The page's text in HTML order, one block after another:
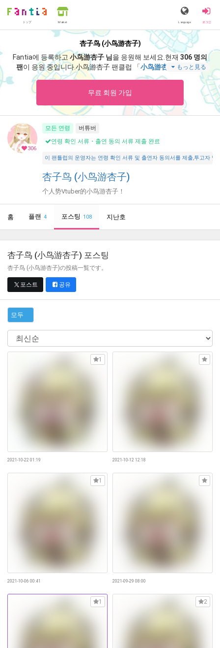
トップ Market Language 로그인
杏子鸟 (小鸟游杏子)
Fantia에 등록하고 小鸟游杏子 님을 응원해 보세요. 현재 306 명의
팬 이 응원 중입니다.小鸟游杏子 팬클럽 「小鸟游杏子 」 에서는
怎么去加拿大」 등 스페셜 콘텐츠를 즐기실 수 있습니다.
もっと見る
무료 회원 가입
306
모든 연령
버튜버
연령 확인 서류・출연 동의 서류 제출 완료
이 팬틀럽의 운영자는 연령 확인 서류 및 출연자 동의서를 제출,투고자
杏子鸟 (小鸟游杏子)
个人势Vtuber的小鸟游杏子！
홈 플랜 4 포스팅 108 지난호
杏子鸟 (小鸟游杏子) 포스팅
杏子鸟 (小鸟游杏子)の投稿一覧です。
포스트 공유
모두
2021-10-22 01:19
1
2021-10-12 12:18
2021-10-06 00:41
1
2021-09-29 08:00
1 2